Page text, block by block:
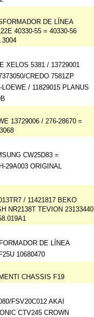
DE LÍNEA
40330-55 = 40330-56
XELOS 5381 / 13729001
CREDO 7581ZP
/ 11829015 PLANUS
13729006 / 276-28670 =
CW25D83 =
29A003 ORIGINAL
/ 11421817 BEKO
NR2138T TEVION 23133440
DE LÍNEA
10680470
CHASSIS F19
FSV20C012 AKAI
CTV245 CROWN